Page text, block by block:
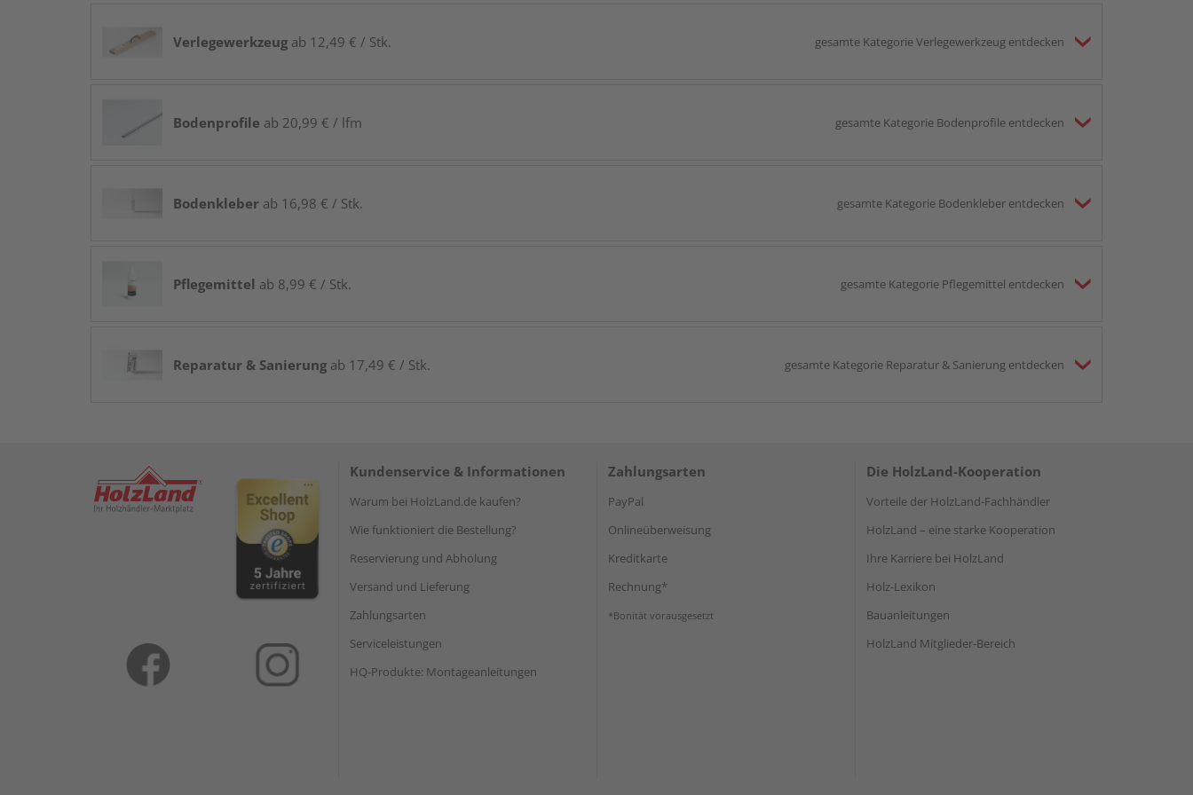
Verlegewerkzeug ab 12,49 € / Stk. gesamte Kategorie Verlegewerkzeug entdecken
Bodenprofile ab 20,99 € / lfm gesamte Kategorie Bodenprofile entdecken
Bodenkleber ab 16,98 € / Stk. gesamte Kategorie Bodenkleber entdecken
Pflegemittel ab 8,99 € / Stk. gesamte Kategorie Pflegemittel entdecken
Reparatur & Sanierung ab 17,49 € / Stk. gesamte Kategorie Reparatur & Sanierung entdecken
Kundenservice & Informationen
Warum bei HolzLand.de kaufen?
Wie funktioniert die Bestellung?
Reservierung und Abholung
Versand und Lieferung
Zahlungsarten
Serviceleistungen
HQ-Produkte: Montageanleitungen
Zahlungsarten
PayPal
Onlineüberweisung
Kreditkarte
Rechnung*
*Bonität vorausgesetzt
Die HolzLand-Kooperation
Vorteile der HolzLand-Fachhändler
HolzLand – eine starke Kooperation
Ihre Karriere bei HolzLand
Holz-Lexikon
Bauanleitungen
HolzLand Mitglieder-Bereich